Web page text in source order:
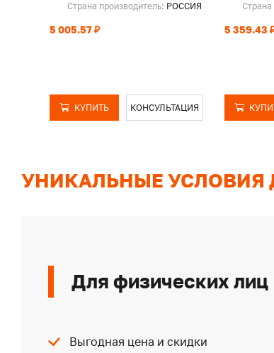
Страна производитель: РОССИЯ
5 005.57 ₽
КУПИТЬ КОНСУЛЬТАЦИЯ
Страна
5 359.43
УНИКАЛЬНЫЕ УСЛОВИЯ
Для физических лиц
Выгодная цена и скидки